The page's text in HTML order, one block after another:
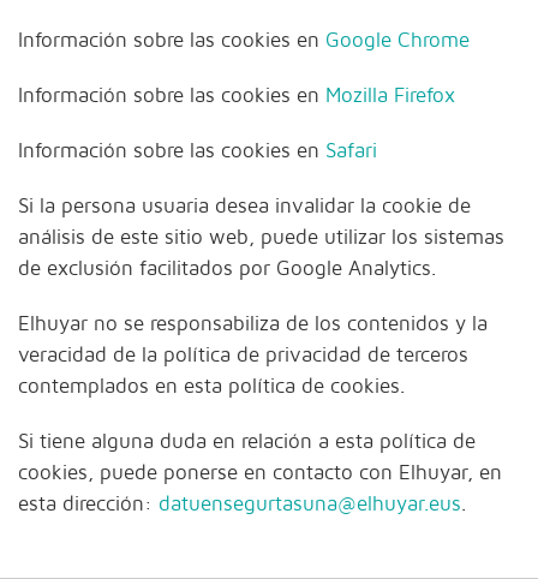
Información sobre las cookies en Google Chrome
Información sobre las cookies en Mozilla Firefox
Información sobre las cookies en Safari
​Si la persona usuaria desea invalidar la cookie de
análisis de este sitio web, puede utilizar los sistemas
de exclusión facilitados por Google Analytics.
Elhuyar no se responsabiliza de los contenidos y la
veracidad de la política de privacidad de terceros
contemplados en esta política de cookies.
Si tiene alguna duda en relación a esta política de
cookies, puede ponerse en contacto con Elhuyar, en
esta dirección: datuensegurtasuna@elhuyar.eus